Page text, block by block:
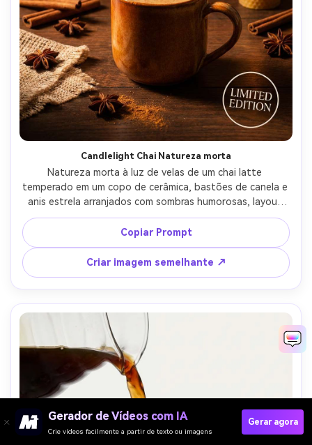
Candlelight Chai Natureza morta
Natureza morta à luz de velas de um chai latte
temperado em um copo de cerâmica, bastões de canela e
anis estrela arranjados com sombras humorosas, layout
de anúncio de pôster com letras serif modernas
elegantes e um pequeno chamado semelhante a um selo,
destaques quentes de tungstênio com falha suave,
Fujifilm X-T5, 56mm, close-up de três quartos,
classificação de cores acolhedoras ricas, vapor realista e
esmalte de cerâmica, alta resolução, foco nítido-AR 4:5
Copiar Prompt
Criar imagem semelhante ↗
Gerador de Vídeos com IA
Crie vídeos facilmente a partir de texto ou imagens
Gerar agora